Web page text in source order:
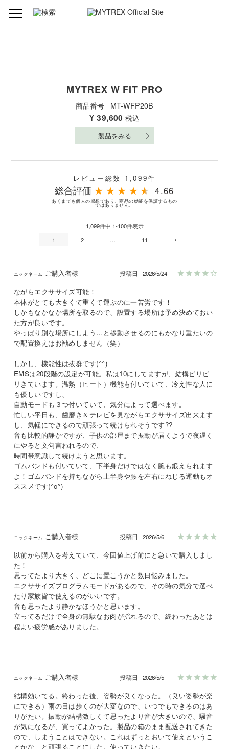
MYTREX W FIT PRO
商品番号 MT-WFP20B
¥ 39,600 税込
製品をみる
レビュー総数 1,099件
総合評価 ★ ★ ★ ★ ★ 4.66
あくまでも個人の感想であり、商品の効能を保証するもの
ではありません。
1,099件中 1-100件表示
1
2 … 11
ご購入者様 投稿日 2026/5/24
ながらエクササイズ可能！
本体がとても大きくて重くて運ぶのに一苦労です！
しかもなかなか場所を取るので、設置する場所は予め決めておい
た方が良いです。
やっぱり別な場所にしよう…と移動させるのにもかなり重たいの
で配置換えはお勧めしません（笑）
しかし、機能性は抜群です(^^)
EMSは20段階の設定が可能。私は10にしてますが、結構ビリビ
リきています。温熱（ヒート）機能も付いていて、冷え性な人に
も優しいですし、
自動モードも３つ付いていて、気分によって選べます。
忙しい平日も、歯磨き＆テレビを見ながらエクササイズ出来ます
し、気軽にできるので頑張って続けられそうです??
音も比較的静かですが、子供の部屋まで振動が届くようで夜遅く
にやると文句言われるので、
時間帯意識して続けようと思います。
ゴムバンドも付いていて、下半身だけではなく腕も鍛えられます
よ！ゴムバンドを持ちながら上半身や腰を左右にねじる運動もオ
ススメです(^o^)
ご購入者様 投稿日 2026/5/6
以前から購入を考えていて、今回値上げ前にと急いで購入しまし
た！
思ってたより大きく、どこに置こうかと数日悩みました。
エクササイズプログラムモードがあるので、その時の気分で選べ
たり家族皆で使えるのがいいです。
音も思ったより静かなほうかと思います。
立ってるだけで全身の無駄なお肉が揺れるので、終わったあとは
程よい疲労感がありました。
ご購入者様 投稿日 2026/5/5
結構効いてる。終わった後、姿勢が良くなった。（良い姿勢が楽
にできる）雨の日は歩くのが大変なので、いつでもできるのはあ
りがたい。振動が結構激しくて思ったより音が大きいので、騒音
が気になるが、買ってよかった。製品の箱のまま配送されてきた
ので、しまうことはできない。これはずっとおいて使えというこ
とかな、と頑張ることにした。使っていきたい。